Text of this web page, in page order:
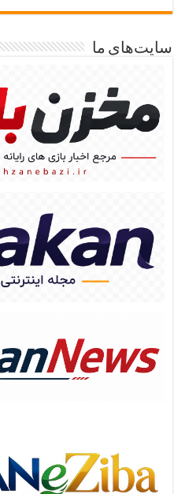
سایت‌های ما